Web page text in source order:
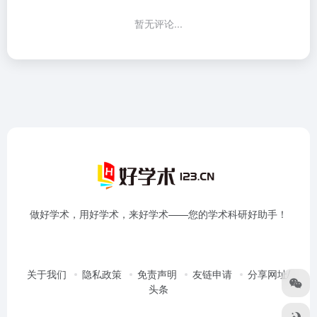
暂无评论...
做好学术，用好学术，来好学术——您的学术科研好助手！
关于我们 隐私政策 免责声明 友链申请
分享网址/
头条